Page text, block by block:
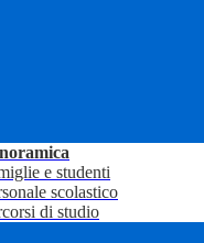
e studenti
scolastico
di studio